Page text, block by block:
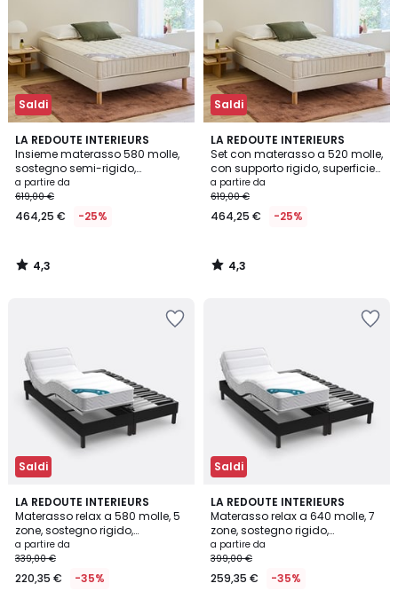
Saldi
LA REDOUTE INTERIEURS
Insieme materasso 580 molle,
sostegno semi-rigido,
accoglienza morbida e rete
a partire da
619,00 €
464,25 € -25%
4,3
/ 5
4,3
/
Saldi
LA REDOUTE INTERIEURS
Set con materasso a 520 molle,
con supporto rigido, superficie
morbida e rete
a partire da
619,00 €
464,25 € -25%
4,3
/ 5
4,3
/
Saldi
LA REDOUTE INTERIEURS
Materasso relax a 580 molle, 5
zone, sostegno rigido,
superficie morbida
a partire da
339,00 €
220,35 € -35%
3,6
/ 5
Saldi
LA REDOUTE INTERIEURS
Materasso relax a 640 molle, 7
zone, sostegno rigido,
superficie morbida
a partire da
399,00 €
259,35 € -35%
4,7
/ 5